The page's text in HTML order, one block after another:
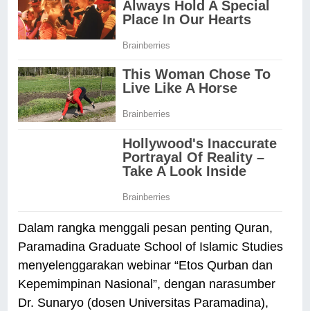
Dalam rangka menggali pesan penting Quran,
Paramadina Graduate School of Islamic Studies
menyelenggarakan webinar “Etos Qurban dan
Kepemimpinan Nasional”, dengan narasumber
Dr. Sunaryo (dosen Universitas Paramadina),